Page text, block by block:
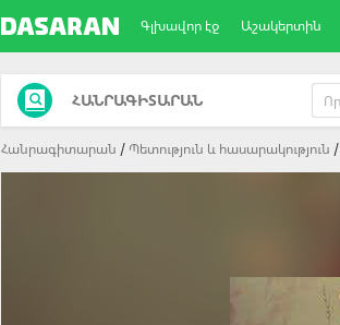
Գլխավոր էջ Աշակերտին
ՀԱՆՐԱԳԻՏԱՐԱՆ
Հանրագիտարան Պետություն և հասարակություն